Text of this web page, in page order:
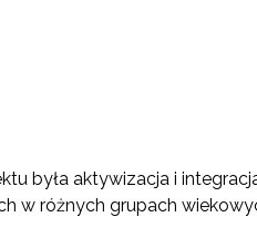
była aktywizacja i
w różnych grupach